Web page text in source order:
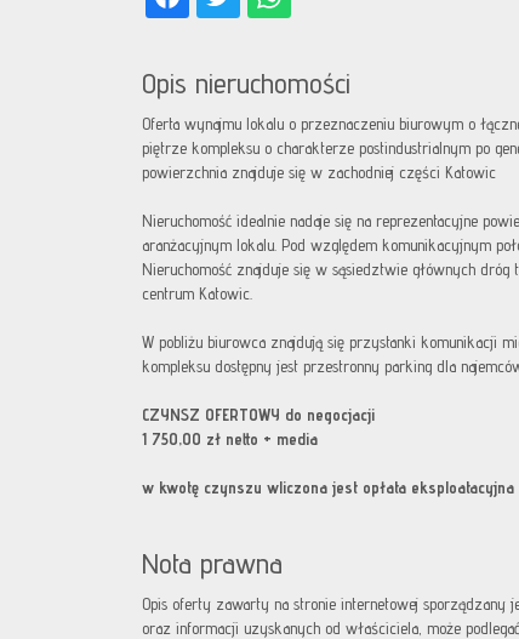
Opis nieruchomości
Oferta wynajmu lokalu o przeznaczeniu biurowym o
piętrze kompleksu o charakterze postindustrialnym po
powierzchnia znajduje się w zachodniej części Katowic
Nieruchomość idealnie nadaje się na reprezentacyjne
aranżacyjnym lokalu. Pod względem komunikacyjnym
Nieruchomość znajduje się w sąsiedztwie głównych
centrum Katowic.
W pobliżu biurowca znajdują się przystanki komunikacji
kompleksu dostępny jest przestronny parking dla
CZYNSZ OFERTOWY do negocjacji
1 750,00 zł netto + media
w kwotę czynszu wliczona jest opłata eksploatacyjna
Nota prawna
Opis oferty zawarty na stronie internetowej sporządzany
oraz informacji uzyskanych od właściciela, może